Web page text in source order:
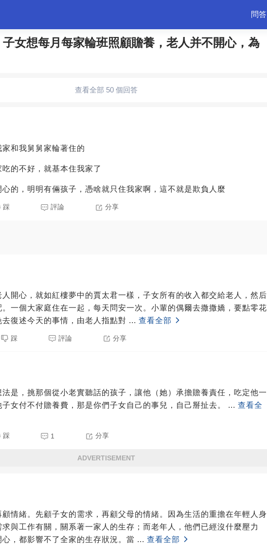
問答
女想每月每家輪班照顧贍養，老人并不開心，為
查看全部 50 個回答
和我舅舅家輪著住的
的不好，就基本住我家了
心的，明明有倆孩子，憑啥就只住我家啊，這不就是欺負人麼
踩 評論 分享
開心，就如紅樓夢中的賈太君一樣，子女所有的收入都交給老人，然后
。一個大家庭住在一起，每天問安一次。小輩的偶爾去撒撒嬌，要點零花
復述今天的事情，由老人指點對 ... 查看全部
踩 評論 分享
法是，挑那個從小老實聽話的孩子，讓他（她）承擔贍養責任，吃定他一
女付不付贍養費，那是你們子女自己的事兒，自己掰扯去。 ... 查看全
踩 1 分享
ADVERTISEMENT
情緒。先顧子女的需求，再顧父母的情緒。因為生活的重擔在年輕人身
求與工作有關，關系著一家人的生存；而老年人，他們已經沒什麼壓力
，都影響不了全家的生存狀況。當 ... 查看全部